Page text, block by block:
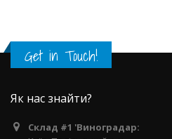
Get in Touch!
Як нас знайти?
Склад #1 'Виноградар: